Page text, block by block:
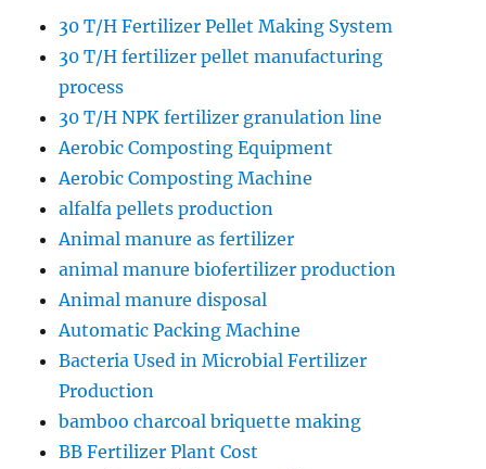
30 T/H Fertilizer Pellet Making System
30 T/H fertilizer pellet manufacturing
process
30 T/H NPK fertilizer granulation line
Aerobic Composting Equipment
Aerobic Composting Machine
alfalfa pellets production
Animal manure as fertilizer
animal manure biofertilizer production
Animal manure disposal
Automatic Packing Machine
Bacteria Used in Microbial Fertilizer
Production
bamboo charcoal briquette making
BB Fertilizer Plant Cost